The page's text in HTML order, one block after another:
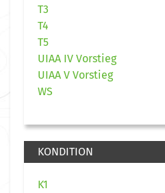
T3
T4
T5
UIAA IV Vorstieg
UIAA V Vorstieg
WS
KONDITION
K1